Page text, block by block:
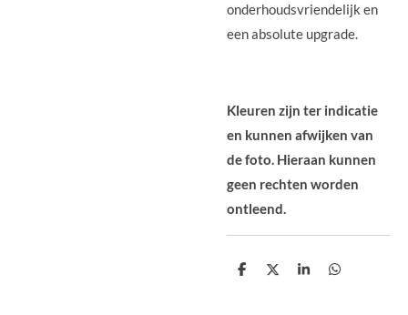
onderhoudsvriendelijk en
een absolute upgrade.
Kleuren zijn ter indicatie
en kunnen afwijken van
de foto. Hieraan kunnen
geen rechten worden
ontleend.
D
D
S
D